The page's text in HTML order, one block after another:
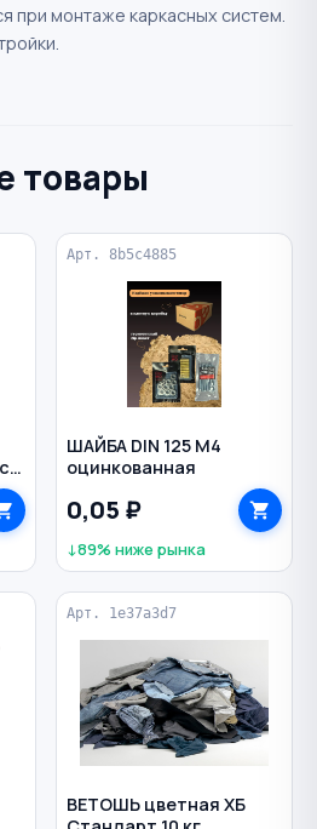
при монтаже каркасных систем.
товары
Арт. 8b5c4885
ШАЙБА DIN 125 М4
оцинкованная
0,05 ₽
↓89% ниже рынка
Арт. 1e37a3d7
ВЕТОШЬ цветная ХБ